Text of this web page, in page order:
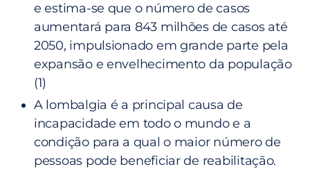
e estima-se que o número de casos
aumentará para 843 milhões de casos até
2050, impulsionado em grande parte pela
expansão e envelhecimento da população
(1)
A lombalgia é a principal causa de
incapacidade em todo o mundo e a
condição para a qual o maior número de
pessoas pode beneficiar de reabilitação.